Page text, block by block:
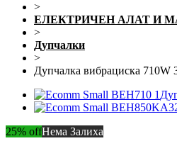
>
ЕЛЕКТРИЧЕН АЛАТ И
>
Дупчалки
>
Дупчалка вибрациска 710W
25% offНема Залиха